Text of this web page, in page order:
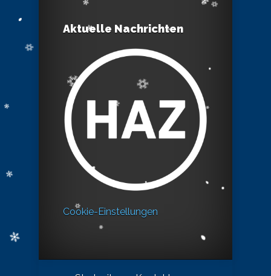
Aktuelle Nachrichten
Cookie-Einstellungen